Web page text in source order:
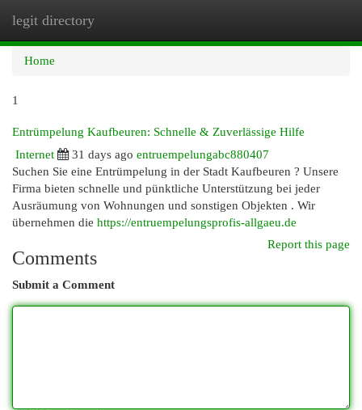
legit directory
Home
1
Entrümpelung Kaufbeuren: Schnelle & Zuverlässige Hilfe
Internet
31 days ago entruempelungabc880407
Suchen Sie eine Entrümpelung in der Stadt Kaufbeuren ? Unsere
Firma bieten schnelle und pünktliche Unterstützung bei jeder
Ausräumung von Wohnungen und sonstigen Objekten . Wir
übernehmen die https://entruempelungsprofis-allgaeu.de
Report this page
Comments
Submit a Comment